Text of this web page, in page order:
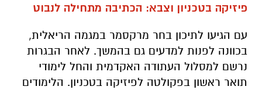
פיזיקה בטכניון וצבא: הכתיבה מתחילה לנבוט
עם הגיעו לתיכון בחר מרקסמר במגמה הריאלית,
בכוונה לפנות למדעים גם בהמשך. לאחר הבגרות
נרשם למסלול העתודה האקדמית והחל לימודי
תואר ראשון בפקולטה לפיזיקה בטכניון. הלימודים